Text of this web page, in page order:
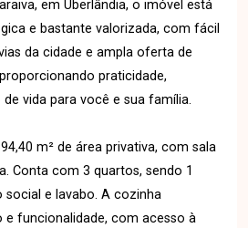
em Uberlândia, o imóvel está
e bastante valorizada, com fácil
da cidade e ampla oferta de
praticidade,
vida para você e sua família.
m² de área privativa, com sala
Conta com 3 quartos, sendo 1
social e lavabo. A cozinha
e funcionalidade, com acesso à